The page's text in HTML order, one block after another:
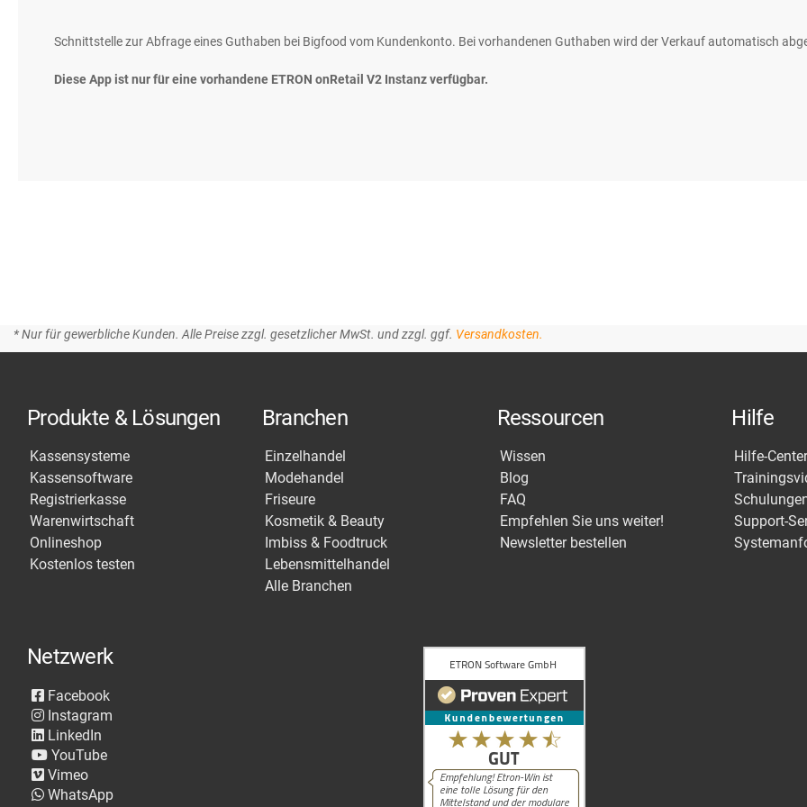
Schnittstelle zur Abfrage eines Guthaben bei Bigfood vom Kundenkonto. Bei vorhandenen Guthaben wird der Verkauf automatisch
Diese App ist nur für eine vorhandene ETRON onRetail V2 Instanz verfügbar.
* Nur für gewerbliche Kunden. Alle Preise zzgl. gesetzlicher MwSt. und zzgl. ggf. Versandkosten.
Produkte & Lösungen
Kassensysteme
Kassensoftware
Registrierkasse
Warenwirtschaft
Onlineshop
Kostenlos testen
Branchen
Einzelhandel
Modehandel
Friseure
Kosmetik & Beauty
Imbiss & Foodtruck
Lebensmittelhandel
Alle Branchen
Ressourcen
Wissen
Blog
FAQ
Empfehlen Sie uns weiter!
Newsletter bestellen
Hilfe
Hilfe-
Support-
Netzwerk
Facebook
Instagram
LinkedIn
YouTube
Vimeo
WhatsApp